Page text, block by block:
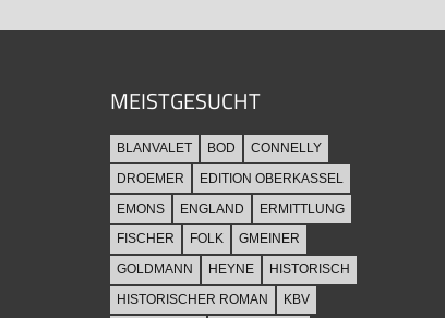
MEISTGESUCHT
BLANVALET BOD
CONNELLY
DROEMER
EDITION OBERKASSEL
EMONS
ENGLAND
ERMITTLUNG
FISCHER
FOLK
GMEINER
GOLDMANN
HEYNE
HISTORISCH
HISTORISCHER ROMAN
KBV